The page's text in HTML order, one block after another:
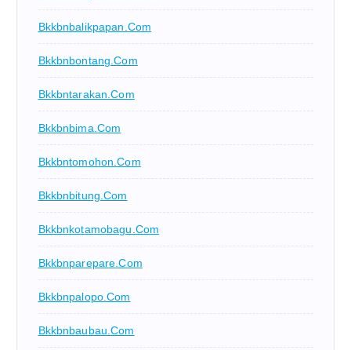
Bkkbnbalikpapan.com
Bkkbnbontang.com
Bkkbntarakan.com
Bkkbnbima.com
Bkkbntomohon.com
Bkkbnbitung.com
Bkkbnkotamobagu.com
Bkkbnparepare.com
Bkkbnpalopo.com
Bkkbnbaubau.com